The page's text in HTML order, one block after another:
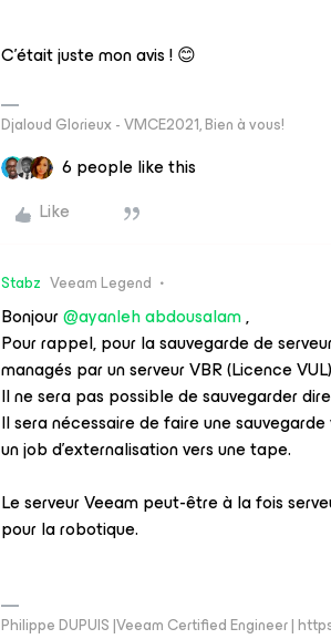
C’était juste mon avis ! 😊
Djaloud Glorieux - VMCE2021, Bien à vous!
6 people like this
Like
Stabz Veeam Legend
Bonjour@ayanleh abdousalam,
Pour rappel, pour la sauvegarde de
managés par un serveur VBR (Licence
Il ne sera pas possible de sauvegarder
Il sera nécessaire de faire une
un job d’externalisation vers une tape.
Le serveur Veeam peut-être à la fois
pour la robotique.
Philippe DUPUIS |Veeam Certified Engineer |